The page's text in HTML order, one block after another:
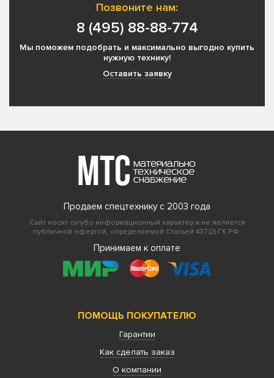
Позвоните нам:
8 (495) 88-88-774
Мы поможем подобрать и максимально выгодно купить
нужную технику!
Оставить заявку
Продаем спецтехнику с 2003 года
Сайт носит сугубо информационный характер и не является
публичной офертой, определяемой Статьей 437 (2) ГК РФ.
Принимаем к оплате
ПОМОЩЬ ПОКУПАТЕЛЮ
Гарантии
Как сделать заказ
О компании